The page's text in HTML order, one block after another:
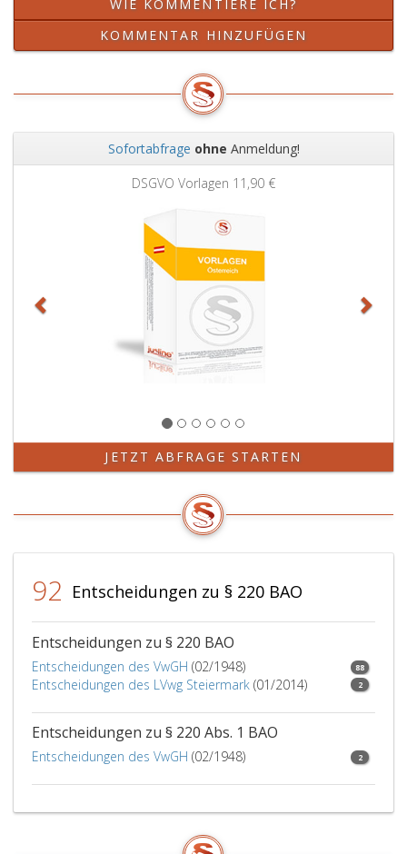
WIE KOMMENTIERE ICH?
KOMMENTAR HINZUFÜGEN
Sofortabfrage ohne Anmeldung!
DSGVO Vorlagen 11,90 €
JETZT ABFRAGE STARTEN
92 Entscheidungen zu § 220 BAO
Entscheidungen zu § 220 BAO
Entscheidungen des VwGH (02/1948) 88
Entscheidungen des LVwg Steiermark (01/2014) 2
Entscheidungen zu § 220 Abs. 1 BAO
Entscheidungen des VwGH (02/1948) 2